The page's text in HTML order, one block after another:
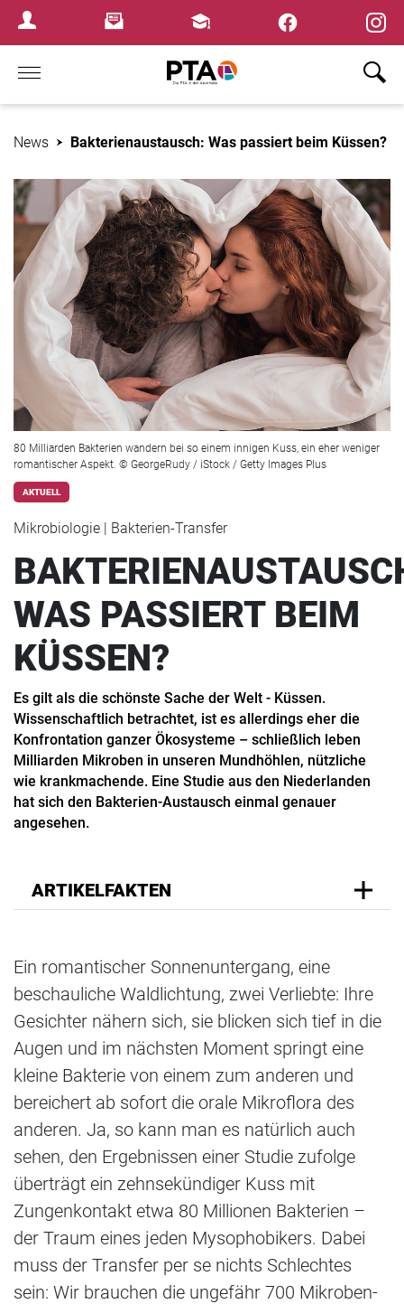
Login MenuNewsletterFortbildungen
Home
News Bakterienaustausch: Was passiert beim Küssen?
80 Milliarden Bakterien wandern bei so einem innigen Kuss, ein eher weniger
romantischer Aspekt. © GeorgeRudy / iStock / Getty Images Plus
AKTUELL
Mikrobiologie | Bakterien-Transfer
WAS PASSIERT BEIM
KÜSSEN?
Es gilt als die schönste Sache der Welt - Küssen.
Wissenschaftlich betrachtet, ist es allerdings eher die
Konfrontation ganzer Ökosysteme – schließlich leben
Milliarden Mikroben in unseren Mundhöhlen, nützliche
wie krankmachende. Eine Studie aus den Niederlanden
hat sich den Bakterien-Austausch einmal genauer
angesehen.
ARTIKELFAKTEN
Ein romantischer Sonnenuntergang, eine
beschauliche Waldlichtung, zwei Verliebte: Ihre
Gesichter nähern sich, sie blicken sich tief in die
Augen und im nächsten Moment springt eine
kleine Bakterie von einem zum anderen und
bereichert ab sofort die orale Mikroflora des
anderen. Ja, so kann man es natürlich auch
sehen, den Ergebnissen einer Studie zufolge
überträgt ein zehnsekündiger Kuss mit
Zungenkontakt etwa 80 Millionen Bakterien –
der Traum eines jeden Mysophobikers. Dabei
muss der Transfer per se nichts Schlechtes
sein: Wir brauchen die ungefähr 700 Mikroben-
×